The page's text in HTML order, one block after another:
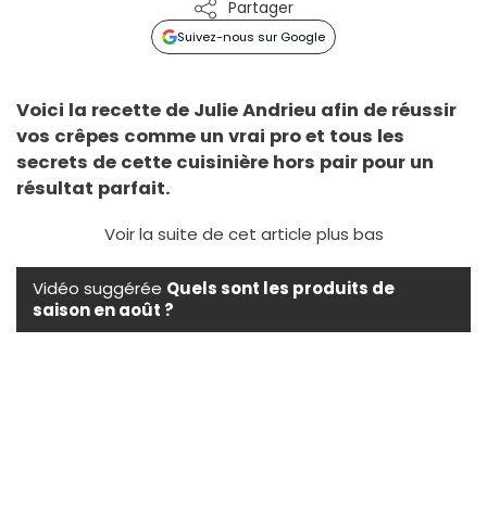
Partager
Suivez-nous sur Google
Voici la recette de Julie Andrieu afin de réussir
vos crêpes comme un vrai pro et tous les
secrets de cette cuisinière hors pair pour un
résultat parfait.
Voir la suite de cet article plus bas
Vidéo suggérée Quels sont les produits de
saison en août ?